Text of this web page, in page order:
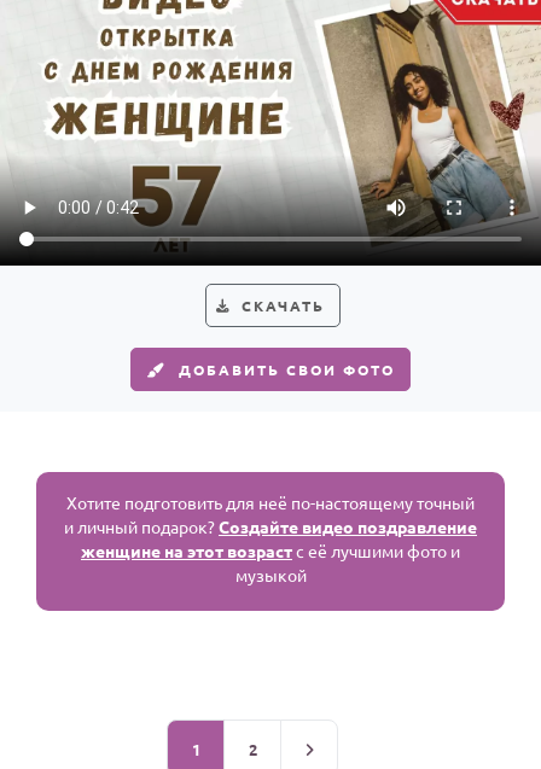
СКАЧАТЬ
ДОБАВИТЬ СВОИ ФОТО
Хотите подготовить для неё по-настоящему точный
и личный подарок?Создайте видео поздравление
женщине на этот возрастс её лучшими фото и
музыкой
1 2